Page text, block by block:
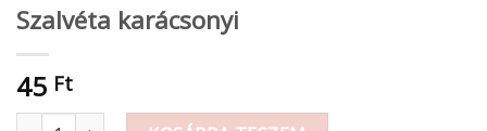
Szalvéta karácsonyi
45 Ft
Szalvéta karácsonyi mennyiség